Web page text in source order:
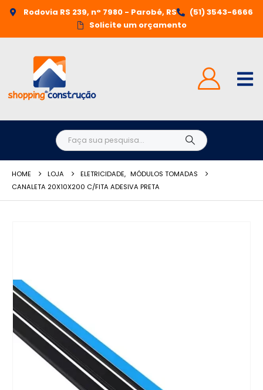
Rodovia RS 239, n° 7980 - Parobé, RS
(51) 3543-6666
Solicite um orçamento
HOME LOJA ELETRICIDADE, MÓDULOS TOMADAS
CANALETA 20X10X200 C/FITA ADESIVA PRETA